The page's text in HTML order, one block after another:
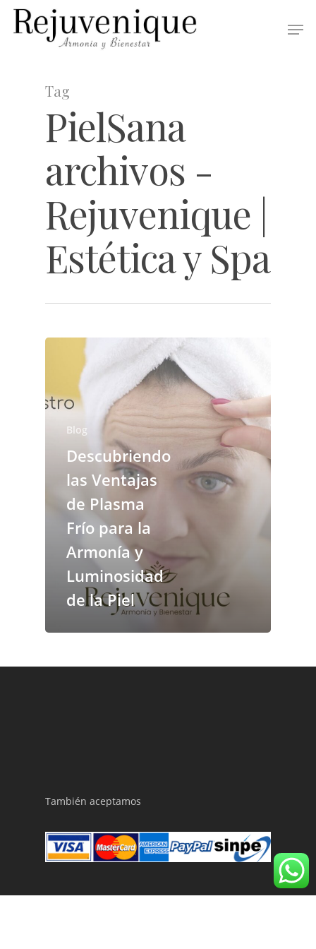
Tag
PielSana
archivos -
Rejuvenique |
Estética y Spa
Blog
Descubriendo
las Ventajas
de Plasma
Frío para la
Armonía y
Luminosidad
de la Piel
También aceptamos